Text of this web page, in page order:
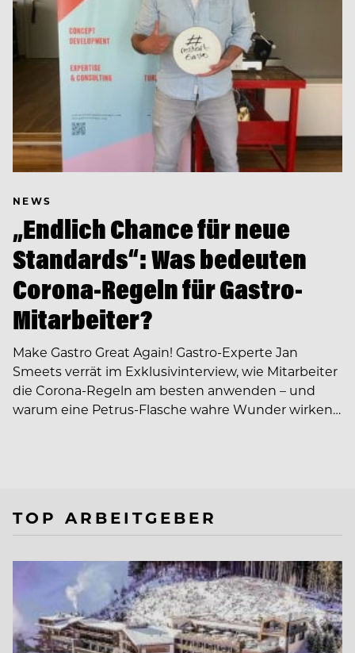
NEWS
„Endlich Chance für neue
Standards“: Was bedeuten
Corona-Regeln für Gastro-
Mitarbeiter?
Make Gastro Great Again! Gastro-Experte Jan
Smeets verrät im Exklusivinterview, wie Mitarbeiter
die Corona-Regeln am besten anwenden – und
warum eine Petrus-Flasche wahre Wunder wirken…
TOP ARBEITGEBER